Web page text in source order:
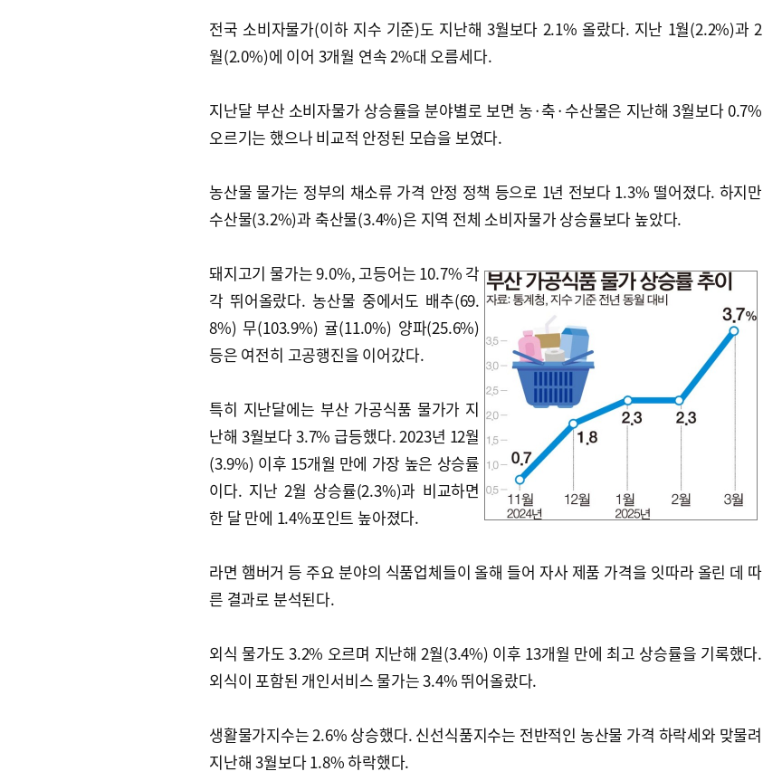
전국 소비자물가(이하 지수 기준)도 지난해 3월보다 2.1% 올랐다. 지난 1월(2.2%)과 2
월(2.0%)에 이어 3개월 연속 2%대 오름세다.
지난달 부산 소비자물가 상승률을 분야별로 보면 농·축·수산물은 지난해 3월보다 0.7%
오르기는 했으나 비교적 안정된 모습을 보였다.
농산물 물가는 정부의 채소류 가격 안정 정책 등으로 1년 전보다 1.3% 떨어졌다. 하지만
수산물(3.2%)과 축산물(3.4%)은 지역 전체 소비자물가 상승률보다 높았다.
돼지고기 물가는 9.0%, 고등어는 10.7% 각
각 뛰어올랐다. 농산물 중에서도 배추(69.
8%) 무(103.9%) 귤(11.0%) 양파(25.6%)
등은 여전히 고공행진을 이어갔다.
특히 지난달에는 부산 가공식품 물가가 지
난해 3월보다 3.7% 급등했다. 2023년 12월
(3.9%) 이후 15개월 만에 가장 높은 상승률
이다. 지난 2월 상승률(2.3%)과 비교하면
한 달 만에 1.4%포인트 높아졌다.
라면 햄버거 등 주요 분야의 식품업체들이 올해 들어 자사 제품 가격을 잇따라 올린 데 따
른 결과로 분석된다.
외식 물가도 3.2% 오르며 지난해 2월(3.4%) 이후 13개월 만에 최고 상승률을 기록했다.
외식이 포함된 개인서비스 물가는 3.4% 뛰어올랐다.
생활물가지수는 2.6% 상승했다. 신선식품지수는 전반적인 농산물 가격 하락세와 맞물려
지난해 3월보다 1.8% 하락했다.